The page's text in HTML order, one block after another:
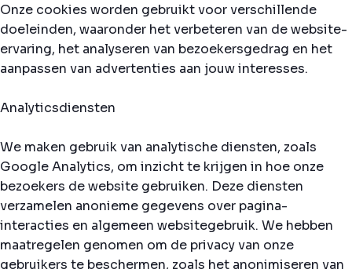
Onze cookies worden gebruikt voor verschillende
doeleinden, waaronder het verbeteren van de website-
ervaring, het analyseren van bezoekersgedrag en het
aanpassen van advertenties aan jouw interesses.
Analyticsdiensten
We maken gebruik van analytische diensten, zoals
Google Analytics, om inzicht te krijgen in hoe onze
bezoekers de website gebruiken. Deze diensten
verzamelen anonieme gegevens over pagina-
interacties en algemeen websitegebruik. We hebben
maatregelen genomen om de privacy van onze
gebruikers te beschermen, zoals het anonimiseren van